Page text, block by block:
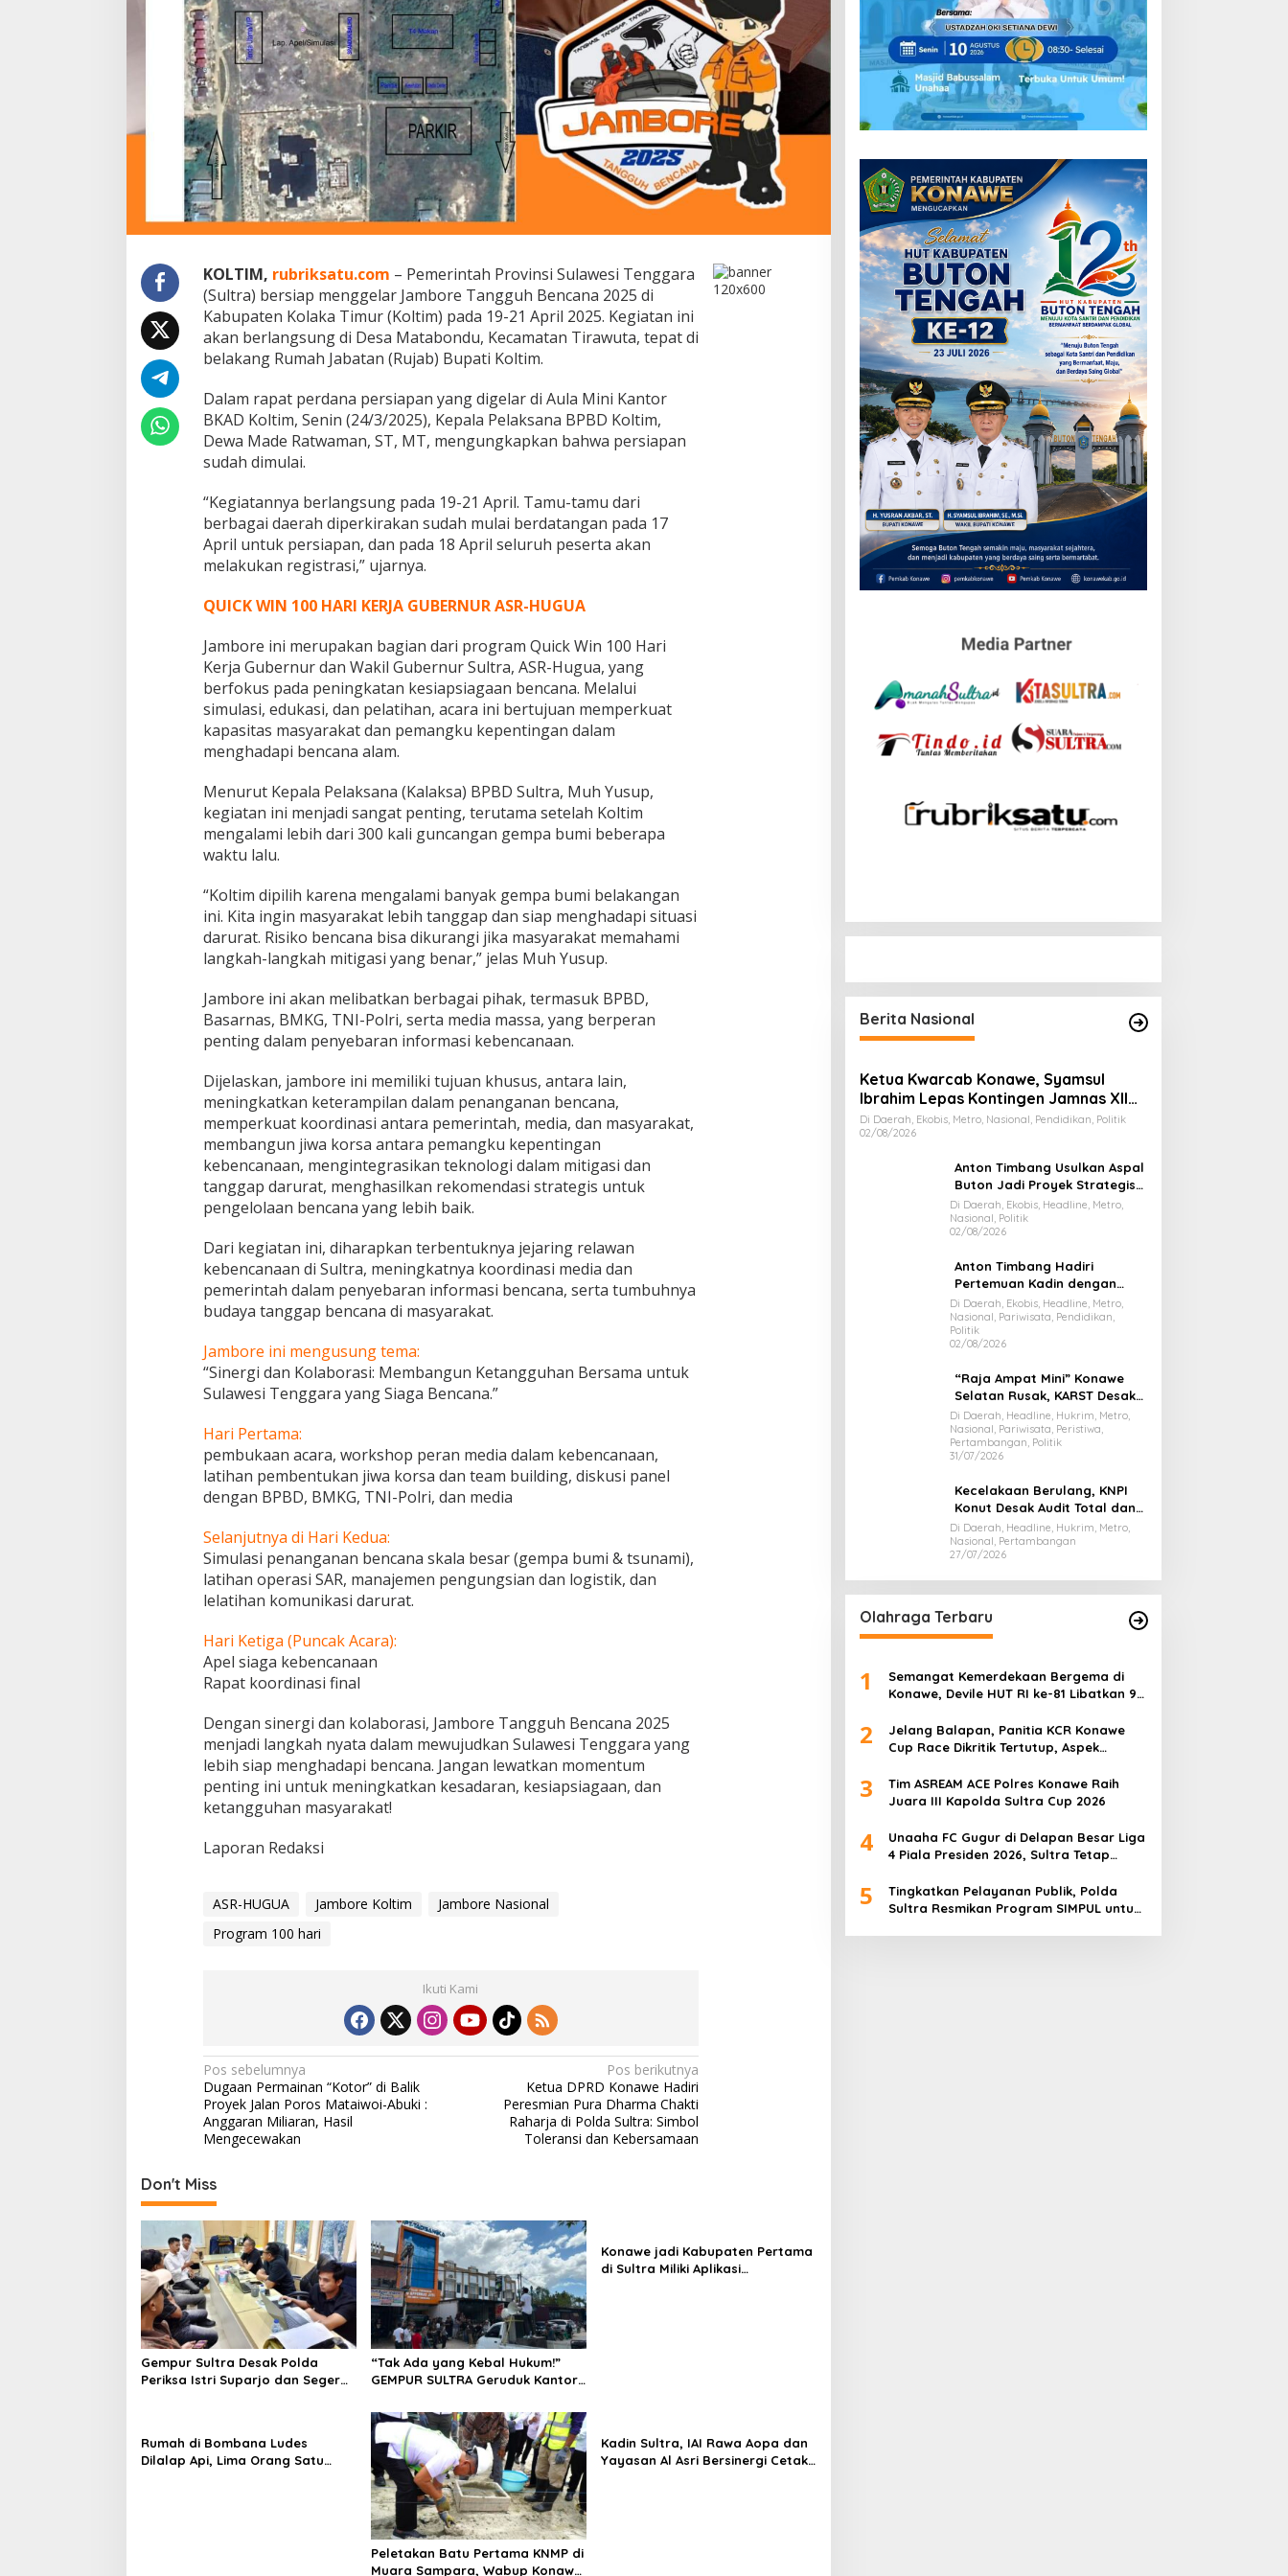
a
n
M
a
s
y
a
r
a
k
a
t
S
a
d
i
K
l
k
a
T
m
r
KOLTIM, rubriksatu.com – Pemerintah Provinsi Sulawesi Tenggara
(Sultra) bersiap menggelar Jambore Tangguh Bencana 2025 di
Kabupaten Kolaka Timur (Koltim) pada 19-21 April 2025. Kegiatan ini
akan berlangsung di Desa Matabondu, Kecamatan Tirawuta, tepat di
belakang Rumah Jabatan (Rujab) Bupati Koltim.
Dalam rapat perdana persiapan yang digelar di Aula Mini Kantor
BKAD Koltim, Senin (24/3/2025), Kepala Pelaksana BPBD Koltim,
Dewa Made Ratwaman, ST, MT, mengungkapkan bahwa persiapan
sudah dimulai.
“Kegiatannya berlangsung pada 19-21 April. Tamu-tamu dari
berbagai daerah diperkirakan sudah mulai berdatangan pada 17
April untuk persiapan, dan pada 18 April seluruh peserta akan
melakukan registrasi,” ujarnya.
QUICK WIN 100 HARI KERJA GUBERNUR ASR-HUGUA
Jambore ini merupakan bagian dari program Quick Win 100 Hari
Kerja Gubernur dan Wakil Gubernur Sultra, ASR-Hugua, yang
berfokus pada peningkatan kesiapsiagaan bencana. Melalui
simulasi, edukasi, dan pelatihan, acara ini bertujuan memperkuat
kapasitas masyarakat dan pemangku kepentingan dalam
menghadapi bencana alam.
Menurut Kepala Pelaksana (Kalaksa) BPBD Sultra, Muh Yusup,
kegiatan ini menjadi sangat penting, terutama setelah Koltim
mengalami lebih dari 300 kali guncangan gempa bumi beberapa
waktu lalu.
“Koltim dipilih karena mengalami banyak gempa bumi belakangan
ini. Kita ingin masyarakat lebih tanggap dan siap menghadapi situasi
darurat. Risiko bencana bisa dikurangi jika masyarakat memahami
langkah-langkah mitigasi yang benar,” jelas Muh Yusup.
Jambore ini akan melibatkan berbagai pihak, termasuk BPBD,
Basarnas, BMKG, TNI-Polri, serta media massa, yang berperan
penting dalam penyebaran informasi kebencanaan.
Dijelaskan, jambore ini memiliki tujuan khusus, antara lain,
meningkatkan keterampilan dalam penanganan bencana,
memperkuat koordinasi antara pemerintah, media, dan masyarakat,
membangun jiwa korsa antara pemangku kepentingan
kebencanaan, mengintegrasikan teknologi dalam mitigasi dan
tanggap darurat, menghasilkan rekomendasi strategis untuk
pengelolaan bencana yang lebih baik.
Dari kegiatan ini, diharapkan terbentuknya jejaring relawan
kebencanaan di Sultra, meningkatnya koordinasi media dan
pemerintah dalam penyebaran informasi bencana, serta tumbuhnya
budaya tanggap bencana di masyarakat.
Jambore ini mengusung tema:
“Sinergi dan Kolaborasi: Membangun Ketangguhan Bersama untuk
Sulawesi Tenggara yang Siaga Bencana.”
Hari Pertama:
pembukaan acara, workshop peran media dalam kebencanaan,
latihan pembentukan jiwa korsa dan team building, diskusi panel
dengan BPBD, BMKG, TNI-Polri, dan media
Selanjutnya di Hari Kedua:
Simulasi penanganan bencana skala besar (gempa bumi & tsunami),
latihan operasi SAR, manajemen pengungsian dan logistik, dan
lelatihan komunikasi darurat.
Hari Ketiga (Puncak Acara):
Apel siaga kebencanaan
Rapat koordinasi final
Dengan sinergi dan kolaborasi, Jambore Tangguh Bencana 2025
menjadi langkah nyata dalam mewujudkan Sulawesi Tenggara yang
lebih siap menghadapi bencana. Jangan lewatkan momentum
penting ini untuk meningkatkan kesadaran, kesiapsiagaan, dan
ketangguhan masyarakat!
Laporan Redaksi
ASR-HUGUA Jambore Koltim
Jambore Nasional
Program 100 hari
Ikuti Kami
N
a
v
g
a
s
i
p
o
s
Pos sebelumnya
Dugaan Permainan “Kotor” di Balik
Proyek Jalan Poros Mataiwoi-Abuki :
Anggaran Miliaran, Hasil
Mengecewakan
Pos berikutnya
Ketua DPRD Konawe Hadiri
Peresmian Pura Dharma Chakti
Raharja di Polda Sultra: Simbol
Toleransi dan Kebersamaan
Don't Miss
Gempur Sultra Desak Polda
Periksa Istri Suparjo dan Segera
“Tak Ada yang Kebal Hukum!”
GEMPUR SULTRA Geruduk Kantor
Tadisangka, Siap Kuasai Lahan
Puuwatu
Konawe jadi Kabupaten Pertama
di Sultra Miliki Aplikasi
Rumah di Bombana Ludes
Dilalap Api, Lima Orang Satu
Peletakan Batu Pertama KNMP di
Muara Sampara, Wabup Konawe
Kadin Sultra, IAI Rawa Aopa dan
Yayasan Al Asri Bersinergi Cetak
Berita Nasional
Ketua Kwarcab Konawe, Syamsul
Ibrahim Lepas Kontingen Jamnas XII
2026
Di Daerah, Ekobis, Metro, Nasional, Pendidikan, Politik
02/08/2026
Anton Timbang Usulkan Aspal
Buton Jadi Proyek Strategis
Nasional
Di Daerah, Ekobis, Headline, Metro,
Nasional, Politik
02/08/2026
Anton Timbang Hadiri
Pertemuan Kadin dengan
Presiden Prabowo, Bawa Misi
Majukan Ekonomi Sultra
Di Daerah, Ekobis, Headline, Metro,
Nasional, Pariwisata, Pendidikan,
Politik
02/08/2026
“Raja Ampat Mini” Konawe
Selatan Rusak, KARST Desak
Gubernur Evaluasi Total
Dispar Sultra
Di Daerah, Headline, Hukrim, Metro,
Nasional, Pariwisata, Peristiwa,
Pertambangan, Politik
31/07/2026
Kecelakaan Berulang, KNPI
Konut Desak Audit Total dan
Hentikan Hauling PT SPL
Di Daerah, Headline, Hukrim, Metro,
Nasional, Pertambangan
27/07/2026
Olahraga Terbaru
1
Semangat Kemerdekaan Bergema di
Konawe, Devile HUT RI ke-81 Libatkan 98
2
Jelang Balapan, Panitia KCR Konawe
Cup Race Dikritik Tertutup, Aspek
3
Tim ASREAM ACE Polres Konawe Raih
Juara III Kapolda Sultra Cup 2026
4
Unaaha FC Gugur di Delapan Besar Liga
4 Piala Presiden 2026, Sultra Tetap
5
Tingkatkan Pelayanan Publik, Polda
Sultra Resmikan Program SIMPUL untuk